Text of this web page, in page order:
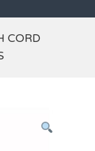
CORD